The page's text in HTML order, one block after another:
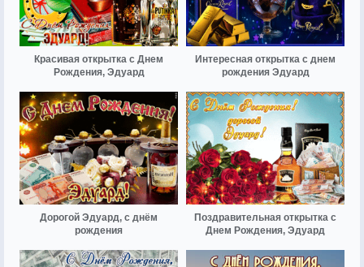
Красивая открытка с Днем
Рождения, Эдуард
Интересная открытка с днем
рождения Эдуард
Дорогой Эдуард, с днём
рождения
Поздравительная открытка с
Днем Рождения, Эдуард